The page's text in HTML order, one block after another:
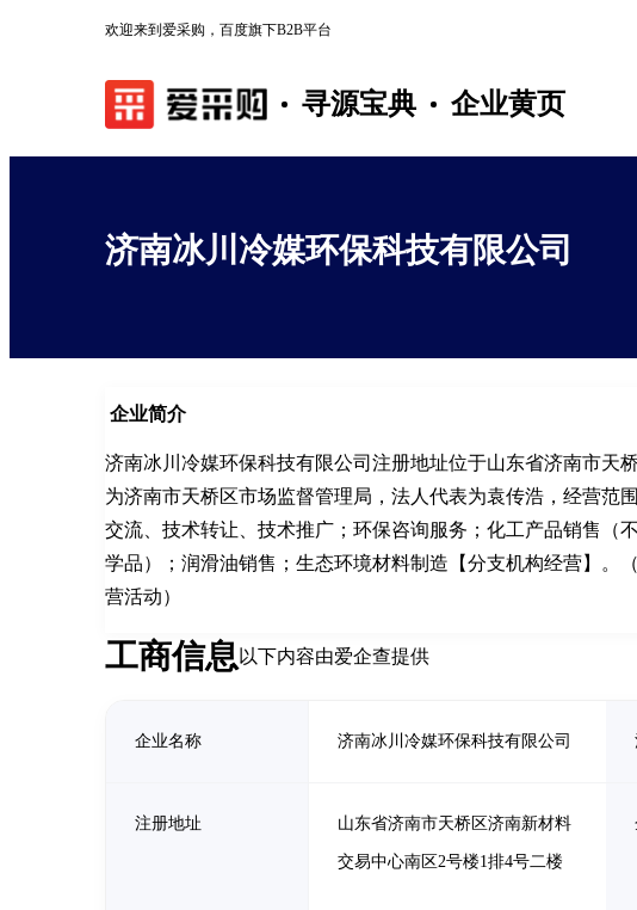
欢迎来到爱采购，百度旗下B2B平台
寻源宝典 企业黄页
济南冰川冷媒环保科技有限公司
企业简介
济南冰川冷媒环保科技有限公司注册地址位于山东省济南市天
为济南市天桥区市场监督管理局，法人代表为袁传浩，经营范
交流、技术转让、技术推广；环保咨询服务；化工产品销售（
学品）；润滑油销售；生态环境材料制造【分支机构经营】。
营活动）
工商信息以下内容由爱企查提供
企业名称 济南冰川冷媒环保科技有限公司
注册地址 山东省济南市天桥区济南新材料
交易中心南区2号楼1排4号二楼